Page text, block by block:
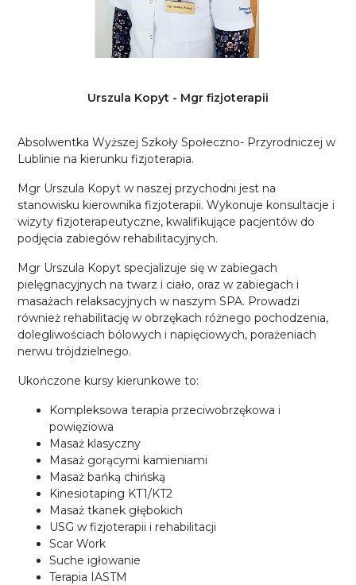
Urszula Kopyt - Mgr fizjoterapii
Absolwentka Wyższej Szkoły Społeczno- Przyrodniczej w
Lublinie na kierunku fizjoterapia.
Mgr Urszula Kopyt w naszej przychodni jest na
stanowisku kierownika fizjoterapii. Wykonuje konsultacje i
wizyty fizjoterapeutyczne, kwalifikujące pacjentów do
podjęcia zabiegów rehabilitacyjnych.
Mgr Urszula Kopyt specjalizuje się w zabiegach
pielęgnacyjnych na twarz i ciało, oraz w zabiegach i
masażach relaksacyjnych w naszym SPA. Prowadzi
również rehabilitację w obrzękach różnego pochodzenia,
dolegliwościach bólowych i napięciowych, porażeniach
nerwu trójdzielnego.
Ukończone kursy kierunkowe to:
Kompleksowa terapia przeciwobrzękowa i
powięziowa
Masaż klasyczny
Masaż gorącymi kamieniami
Masaż bańką chińską
Kinesiotaping KT1/KT2
Masaż tkanek głębokich
USG w fizjoterapii i rehabilitacji
Scar Work
Suche igłowanie
Terapia IASTM